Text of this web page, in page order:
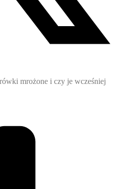
mrożone i czy je wcześniej